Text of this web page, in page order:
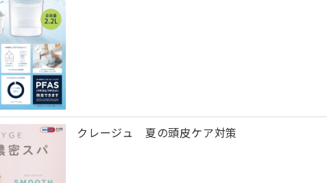
クレージュ 夏の頭皮ケア対策